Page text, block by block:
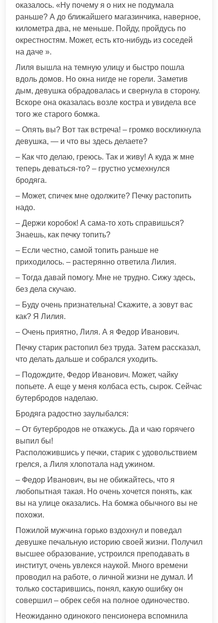
оказалось. «Ну почему я о них не подумала
раньше? А до ближайшего магазинчика, наверное,
километра два, не меньше. Пойду, пройдусь по
окрестностям. Может, есть кто-нибудь из соседей
на даче ».
Лиля вышла на темную улицу и быстро пошла
вдоль домов. Но окна нигде не горели. Заметив
дым, девушка обрадовалась и свернула в сторону.
Вскоре она оказалась возле костра и увидела все
того же старого бомжа.
– Опять вы? Вот так встреча! – громко воскликнула
девушка, — и что вы здесь делаете?
– Как что делаю, греюсь. Так и живу! А куда ж мне
теперь деваться-то? – грустно усмехнулся
бродяга.
– Может, спичек мне одолжите? Печку растопить
надо.
– Держи коробок! А сама-то хоть справишься?
Знаешь, как печку топить?
– Если честно, самой топить раньше не
приходилось. – растерянно ответила Лилия.
– Тогда давай помогу. Мне не трудно. Сижу здесь,
без дела скучаю.
– Буду очень признательна! Скажите, а зовут вас
как? Я Лилия.
– Очень приятно, Лиля. А я Федор Иванович.
Печку старик растопил без труда. Затем рассказал,
что делать дальше и собрался уходить.
– Подождите, Федор Иванович. Может, чайку
попьете. А еще у меня колбаса есть, сырок. Сейчас
бутербродов наделаю.
Бродяга радостно заулыбался:
– От бутербродов не откажусь. Да и чаю горячего
выпил бы!
Расположившись у печки, старик с удовольствием
грелся, а Лиля хлопотала над ужином.
– Федор Иванович, вы не обижайтесь, что я
любопытная такая. Но очень хочется понять, как
вы на улице оказались. На бомжа обычного вы не
похожи.
Пожилой мужчина горько вздохнул и поведал
девушке печальную историю своей жизни. Получил
высшее образование, устроился преподавать в
институт, очень увлекся наукой. Много времени
проводил на работе, о личной жизни не думал. И
только состарившись, понял, какую ошибку он
совершил – обрек себя на полное одиночество.
Неожиданно одинокого пенсионера вспомнила